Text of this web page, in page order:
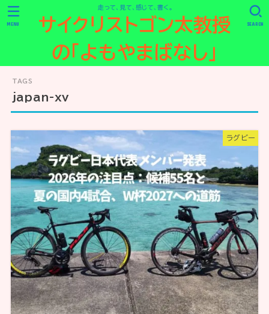
走って、見て、感じて、書く。
サイクリストゴン太教授
の「よもやまばなし」
SEARCH
MENU
japan-xv
ラグビー